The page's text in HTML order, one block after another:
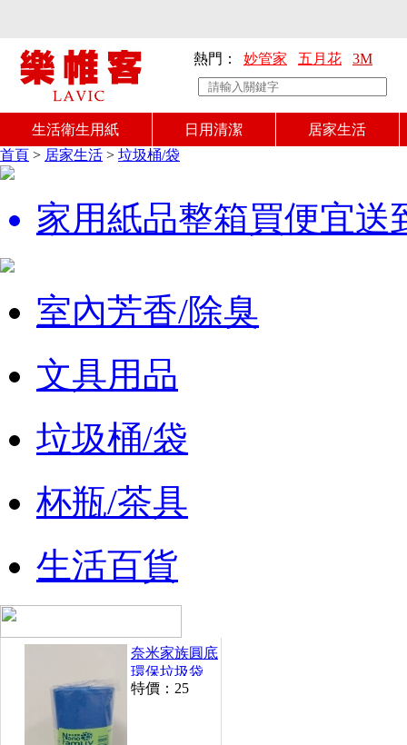
熱門： 妙管家 五月花 3M
生活衛生用紙 日用清潔
居家生活
首頁 > 居家生活 > 垃圾桶/袋
家用紙品整箱買便宜送
室內芳香/除臭
文具用品
垃圾桶/袋
杯瓶/茶具
生活百貨
奈米家族圓底
環保垃圾袋
250g /捲(小)
特價： 25